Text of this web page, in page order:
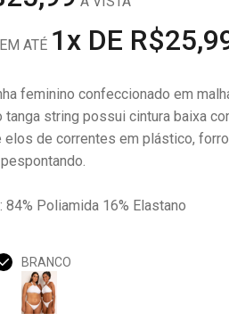
ATÉ 1x DE
feminino confeccionado em
tanga string possui cintura baixa
elos de correntes em plástico,
84% Poliamida 16% Elastano
BRANCO